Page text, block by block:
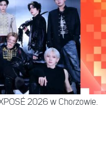
2026 w Chorzowie.